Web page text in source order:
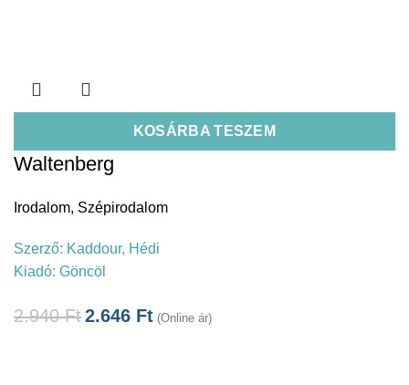
KOSÁRBA TESZEM
Waltenberg
Irodalom, Szépirodalom
Szerző: Kaddour, Hédi
Kiadó: Göncöl
2.940Ft2.646 Ft (Online ár)